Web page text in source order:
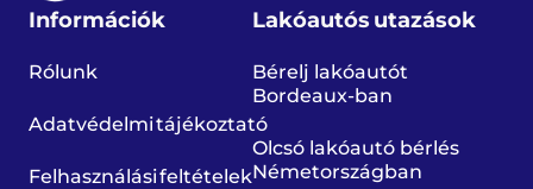
Információk
Rólunk
Adatvédelmi tájékoztató
Felhasználási feltételek
Lakóautós utazások
Bérelj lakóautót
Bordeaux-ban
Olcsó lakóautó bérlés
Németországban